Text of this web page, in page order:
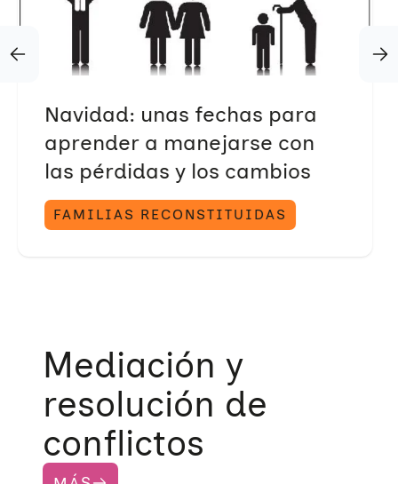
Trabajo en red
Eventos
Hazte voluntaria/o
Navidad: unas fechas para
aprender a manejarse con
las pérdidas y los cambios
FAMILIAS RECONSTITUIDAS
Mediación y
resolución de
conflictos